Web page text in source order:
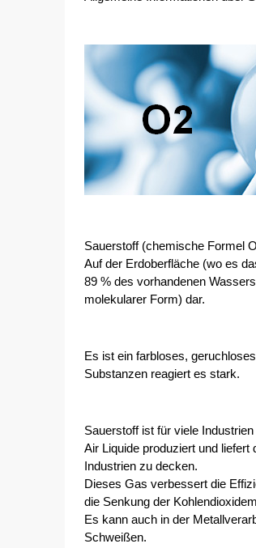
Sauerstoff (chemische Formel
Auf der Erdoberfläche (wo es
89 % des vorhandenen
molekularer Form) dar.
Es ist ein farbloses,
Substanzen reagiert es stark.
Sauerstoff ist für viele
Air Liquide produziert und
Industrien zu decken.
Dieses Gas verbessert die
die Senkung der
Es kann auch in der
Schweißen.